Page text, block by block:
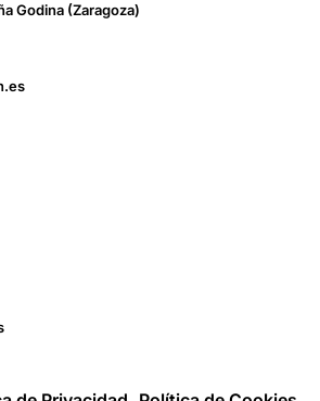
Godina (Zaragoza)